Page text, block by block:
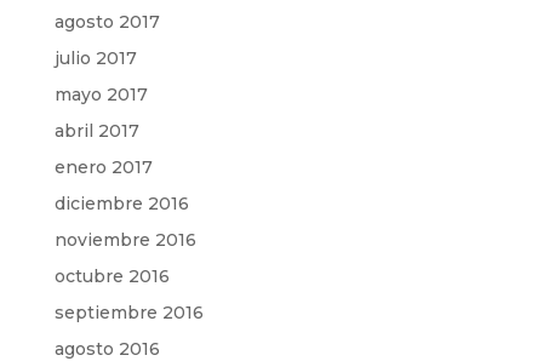
agosto 2017
julio 2017
mayo 2017
abril 2017
enero 2017
diciembre 2016
noviembre 2016
octubre 2016
septiembre 2016
agosto 2016